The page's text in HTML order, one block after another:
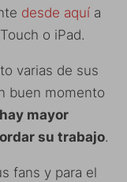
desde aquí a
o iPad.
varias de sus
buen momento
mayor
su trabajo.
fans y para el